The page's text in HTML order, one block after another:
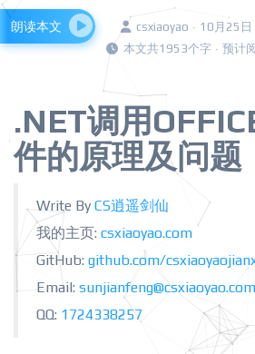
csxiaoyao · 10月25
本文共1953个字 · 预计
朗读本文
.NET调用
件的原理及问题
Write By CS逍遥剑仙
我的主页: csxiaoyao.com
GitHub: github.com/
Email: sunjianfeng@csxiaoyao.com
QQ: 1724338257